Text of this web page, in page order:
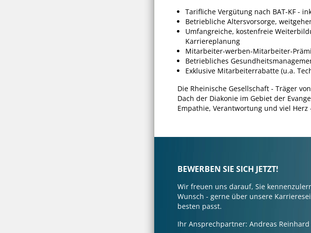
Tarifliche Vergütung nach BAT-KF -
Betriebliche Altersvorsorge,
Umfangreiche, kostenfreie
Karriereplanung
Mitarbeiter-werben-Mitarbeiter-
Betriebliches
Exklusive Mitarbeiterrabatte (u.a.
Die Rheinische Gesellschaft - Träger
Dach der Diakonie im Gebiet der
Empathie, Verantwortung und viel
BEWERBEN SIE SICH JETZT!
Wir freuen uns darauf, Sie
Wunsch - gerne über unsere
besten passt.
Ihr Ansprechpartner: Andreas